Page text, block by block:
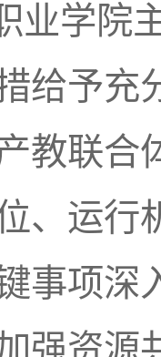
业学院
给予充
教联合
、运行
事项深